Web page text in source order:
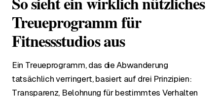
Treueprogramm für
Fitnessstudios aus
Ein Treueprogramm, das die Abwanderung
tatsächlich verringert, basiert auf drei Prinzipien:
Transparenz, Belohnung für bestimmtes Verhalten